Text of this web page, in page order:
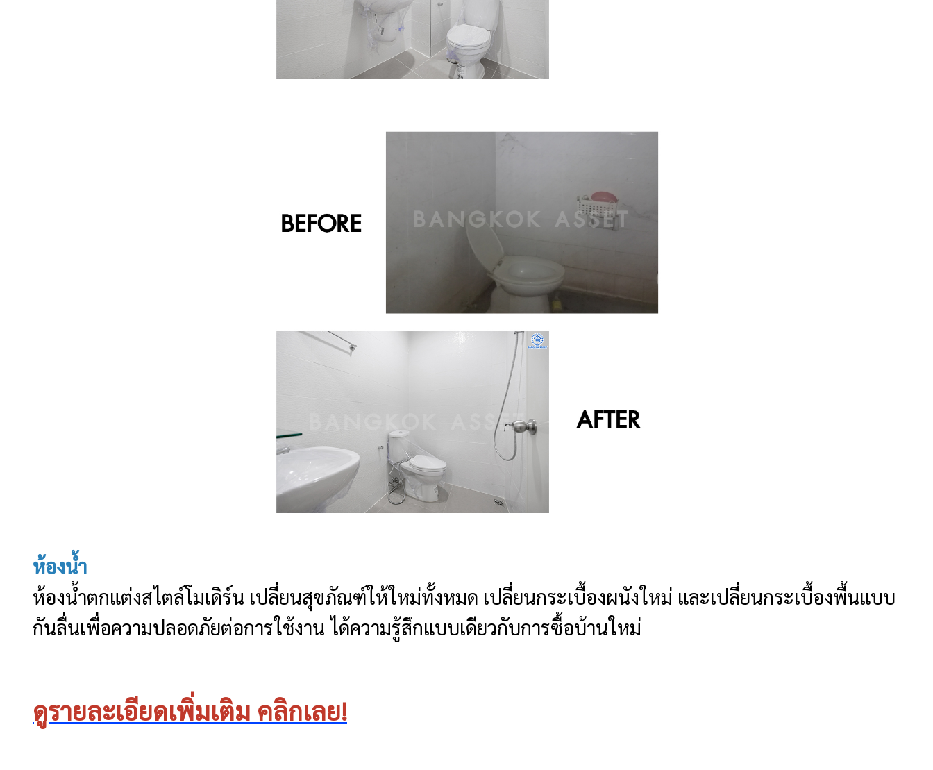
ห้องน้ำ
ห้องน้ำตกแต่งสไตล์โมเดิร์น เปลี่ยนสุขภัณฑ์ให้ใหม่ทั้งหมด เปลี่ยนกระเบื้องผนังใหม่ และเปลี่ยนกระเบื้องพื้นแบบ
กันลื่นเพื่อความปลอดภัยต่อการใช้งาน ได้ความรู้สึกแบบเดียวกับการซื้อบ้านใหม่
ดูรายละเอียดเพิ่มเติม คลิกเลย!